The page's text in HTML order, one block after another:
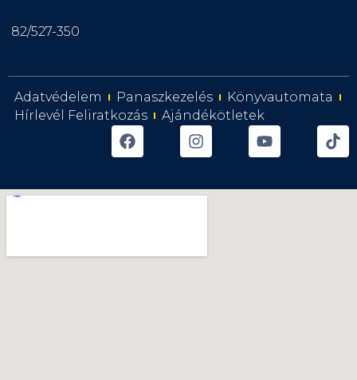
82/527-350
Adatvédelem Panaszkezelés
Könyvautomata
Hírlevél Feliratkozás
Ajándékötletek